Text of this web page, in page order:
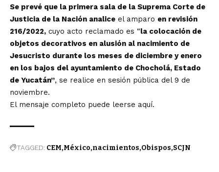
Se prevé que la primera sala de la Suprema Corte de
Justicia de la Nación analice el amparo en revisión
216/2022, cuyo acto reclamado es “la colocación de
objetos decorativos en alusión al nacimiento de
Jesucristo durante los meses de diciembre y enero
en los bajos del ayuntamiento de Chocholá, Estado
de Yucatán”, se realice en sesión pública del 9 de
noviembre.
El mensaje completo puede leerse aquí.
TAGGED: CEM México nacimientos Obispos SCJN